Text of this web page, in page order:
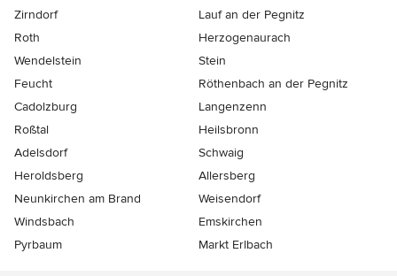
Zirndorf
Lauf an der Pegnitz
Roth
Herzogenaurach
Wendelstein
Stein
Feucht
Röthenbach an der Pegnitz
Cadolzburg
Langenzenn
Roßtal
Heilsbronn
Adelsdorf
Schwaig
Heroldsberg
Allersberg
Neunkirchen am Brand
Weisendorf
Windsbach
Emskirchen
Pyrbaum
Markt Erlbach